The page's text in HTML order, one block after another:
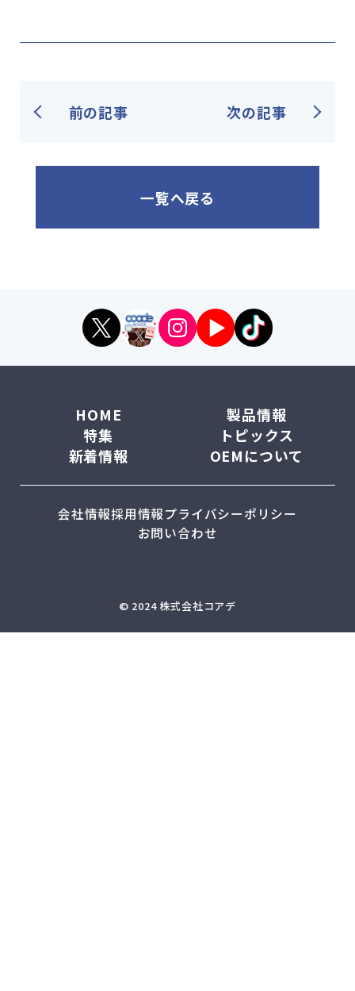
前の記事
一覧へ戻る
次の記事
HOME
製品情報
特集
トピックス
新着情報
OEMについて
会社情報採用情報プライバシーポリシー
お問い合わせ
© 2024 株式会社コアデ